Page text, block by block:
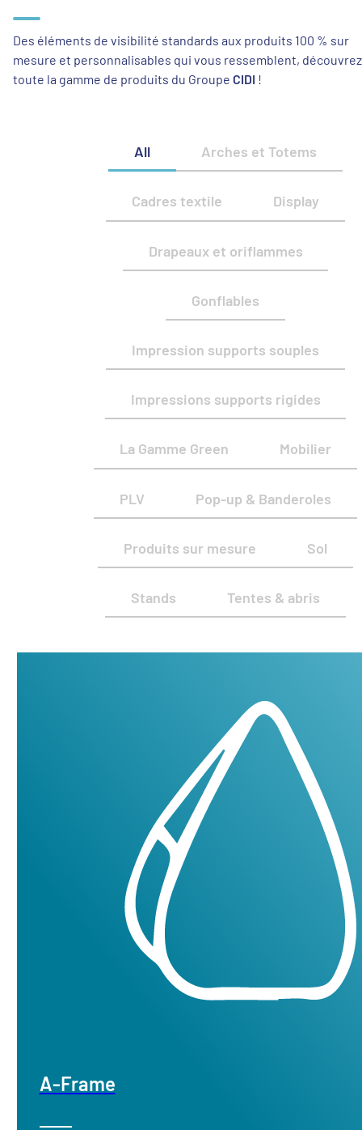
Des éléments de visibilité standards aux produits 100 % sur
mesure et personnalisables qui vous ressemblent, découvrez
toute la gamme de produits du Groupe CIDI !
All Arches et Totems
Cadres textile Display
Drapeaux et oriflammes
Gonflables
Impression supports souples
Impressions supports rigides
La Gamme Green Mobilier
PLV Pop-up & Banderoles
Produits sur mesure Sol
Stands Tentes & abris
A-Frame